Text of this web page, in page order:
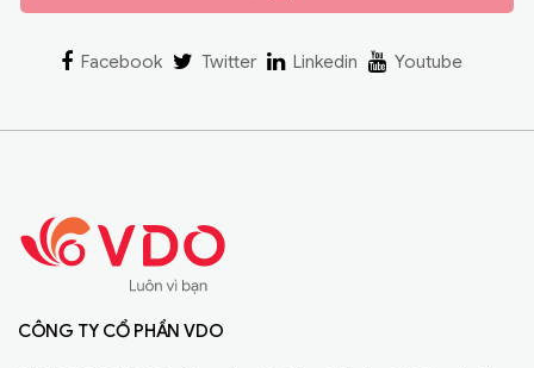
Facebook Twitter Linkedin Youtube
CÔNG TY CỔ PHẦN VDO